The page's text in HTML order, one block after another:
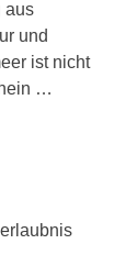
aus
und
ist nicht
…